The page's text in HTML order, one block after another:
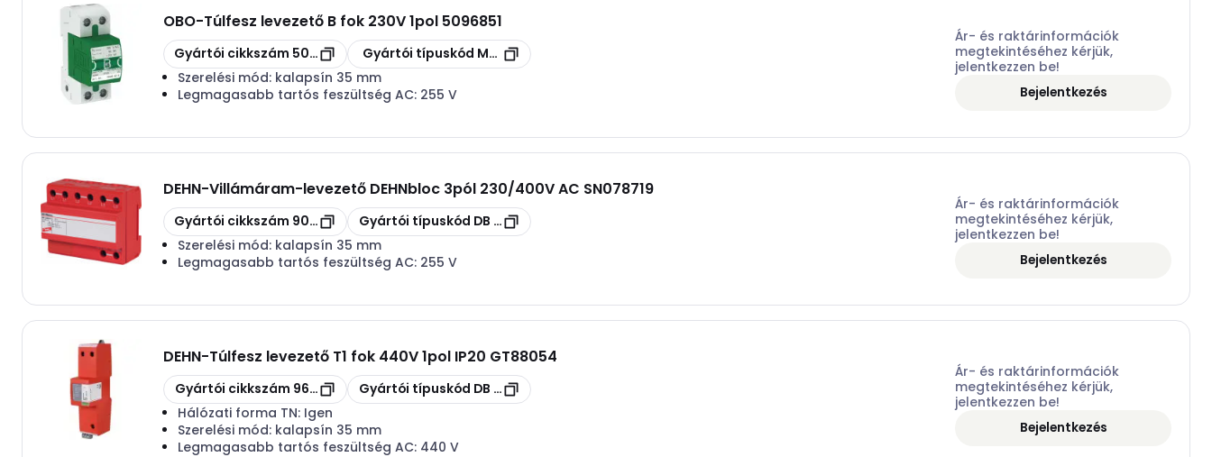
OBO-Túlfesz levezető B fok 230V 1pol 5096851
Másolás
Gyártói cikkszám 5096851Másolás
Gyártói típuskód MC 50-B-OS
Szerelési mód: kalapsín 35 mm
Legmagasabb tartós feszültség AC: 255 V
Ár- és raktárinformációk
megtekintéséhez kérjük,
jelentkezzen be!
Bejelentkezés
DEHN-Villámáram-levezető DEHNbloc 3pól 230/400V AC SN078719
Másolás
Gyártói cikkszám 900120 Másolás
Gyártói típuskód DB 3 255 H
Szerelési mód: kalapsín 35 mm
Legmagasabb tartós feszültség AC: 255 V
Ár- és raktárinformációk
megtekintéséhez kérjük,
jelentkezzen be!
Bejelentkezés
DEHN-Túlfesz levezető T1 fok 440V 1pol IP20 GT88054
Másolás
Gyártói cikkszám 961145 Másolás
Gyártói típuskód DB M 1 440 FM
Hálózati forma TN: Igen
Szerelési mód: kalapsín 35 mm
Legmagasabb tartós feszültség AC: 440 V
Ár- és raktárinformációk
megtekintéséhez kérjük,
jelentkezzen be!
Bejelentkezés